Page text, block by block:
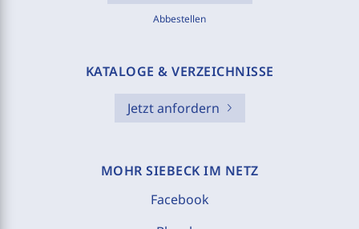
Abbestellen
KATALOGE & VERZEICHNISSE
Jetzt anfordern
MOHR SIEBECK IM NETZ
Facebook